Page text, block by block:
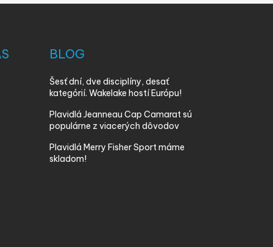
BLOG
Šesť dní, dve disciplíny, desať
kategórií. Wakelake hostí Európu!
Plavidlá Jeanneau Cap Camarat sú
populárne z viacerých dôvodov
Plavidlá Merry Fisher Sport máme
skladom!